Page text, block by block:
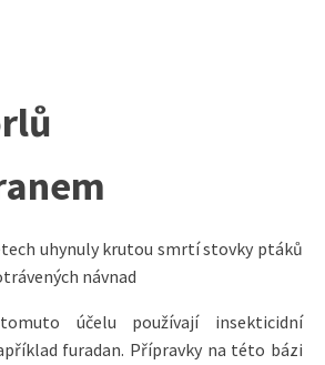
uhynuly krutou smrtí stovky ptáků
návnad
účelu používají insekticidní
furadan. Přípravky na této bázi